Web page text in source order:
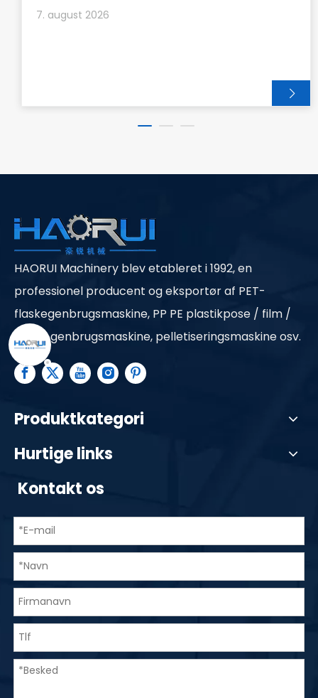
7. august 2026
HAORUI Machinery blev etableret i 1992, en
professionel producent og eksportør af PET-
flaskegenbrugsmaskine, PP PE plastikpose / film /
flaske genbrugsmaskine, pelletiseringsmaskine osv.
Produktkategori
Hurtige links
Kontakt os